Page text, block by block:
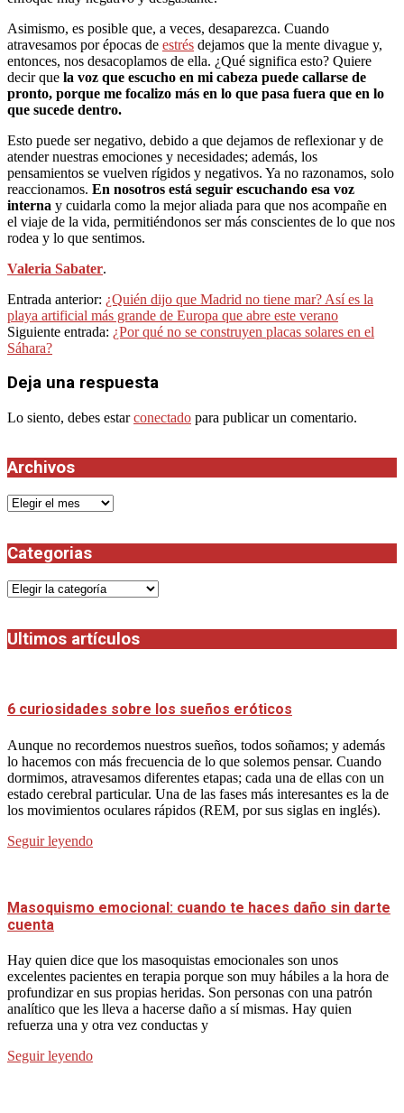
Asimismo, es posible que, a veces, desaparezca. Cuando
atravesamos por épocas de estrés dejamos que la mente divague y,
entonces, nos desacoplamos de ella. ¿Qué significa esto? Quiere
decir que la voz que escucho en mi cabeza puede callarse de
pronto, porque me focalizo más en lo que pasa fuera que en lo
que sucede dentro.
Esto puede ser negativo, debido a que dejamos de reflexionar y de
atender nuestras emociones y necesidades; además, los
pensamientos se vuelven rígidos y negativos. Ya no razonamos, solo
reaccionamos. En nosotros está seguir escuchando esa voz
interna y cuidarla como la mejor aliada para que nos acompañe en
el viaje de la vida, permitiéndonos ser más conscientes de lo que nos
rodea y lo que sentimos.
Valeria Sabater.
2023-
04-
05
Entrada anterior: ¿Quién dijo que Madrid no tiene mar? Así es la
playa artificial más grande de Europa que abre este verano
Siguiente entrada: ¿Por qué no se construyen placas solares en el
Sáhara?
Deja una respuesta
Lo siento, debes estarconectado para publicar un comentario.
Archivos
Archivos
Categorias
Categorias
Ultimos artículos
6 curiosidades sobre los sueños eróticos
Aunque no recordemos nuestros sueños, todos soñamos; y además
lo hacemos con más frecuencia de lo que solemos pensar. Cuando
dormimos, atravesamos diferentes etapas; cada una de ellas con un
estado cerebral particular. Una de las fases más interesantes es la de
los movimientos oculares rápidos (REM, por sus siglas en inglés).
Seguir leyendo
Masoquismo emocional: cuando te haces daño sin darte
cuenta
Hay quien dice que los masoquistas emocionales son unos
excelentes pacientes en terapia porque son muy hábiles a la hora de
profundizar en sus propias heridas. Son personas con una patrón
analítico que les lleva a hacerse daño a sí mismas. Hay quien
refuerza una y otra vez conductas y
Seguir leyendo